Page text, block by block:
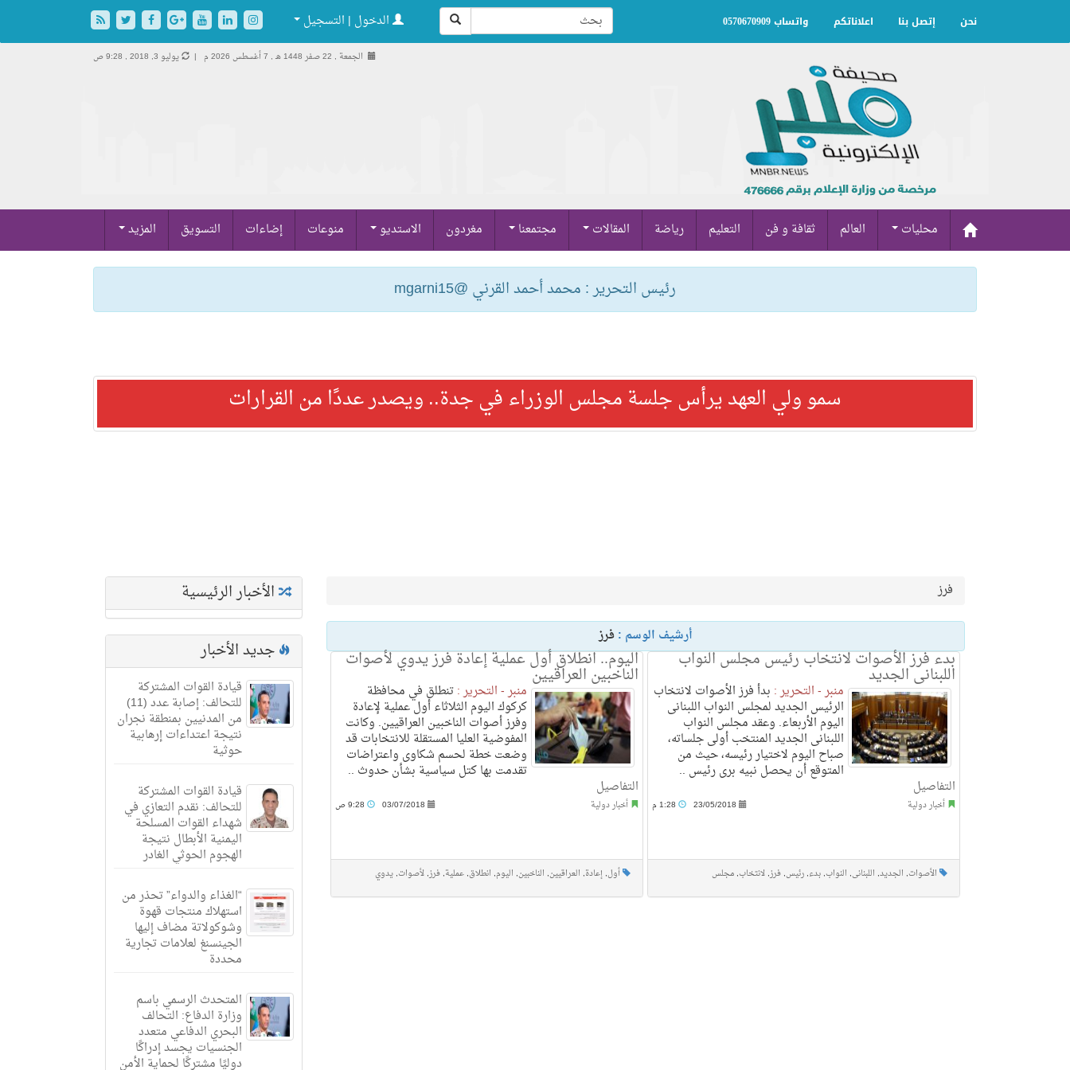
نحن إتصل بنا اعلاناتكم واتساب 0570670909 الدخول | التسجيل
الجمعة , 22 صفر 1448 هـ , 7 أغسطس 2026 م | يوليو 3, 2018 , 9:28 ص
محليات العالم ثقافة و فن التعليم رياضة المقالات مجتمعنا مغردون الاستديو منوعات إضاءات التسويق المزيد
رئيس التحرير : محمد أحمد القرني @mgarni15
سمو ولي العهد يرأس جلسة مجلس الوزراء في جدة.. ويصدر عددًا من القرارات
الأخبار الرئيسية
جديد الأخبار
قيادة القوات المشتركة
للتحالف: إصابة عدد (11)
من المدنيين بمنطقة نجران
نتيجة اعتداءات إرهابية
حوثية
قيادة القوات المشتركة
للتحالف: نقدم التعازي في
شهداء القوات المسلحة
اليمنية الأبطال نتيجة
الهجوم الحوثي الغادر
“الغذاء والدواء” تحذر من
استهلاك منتجات قهوة
وشوكولاتة مضاف إليها
الجينسنغ لعلامات تجارية
محددة
المتحدث الرسمي باسم
وزارة الدفاع: التحالف
البحري الدفاعي متعدد
الجنسيات يجسد إدراكًا
دوليًا مشتركًا لحماية الأمن
فرز
أرشيف الوسم :فرز
اليوم.. انطلاق أول عملية إعادة فرز يدوي لأصوات
الناخبين العراقيين
منبر - التحرير :تنطلق في محافظة
كركوك اليوم الثلاثاء أول عملية لإعادة
وفرز أصوات الناخبين العراقيين. وكانت
المفوضية العليا المستقلة للانتخابات قد
وضعت خطة لحسم شكاوى واعتراضات
تقدمت بها كتل سياسية بشأن حدوث ..
التفاصيل
أخبار دولية 03/07/2018
أول,إعادة, العراقيين, الناخبين, اليوم, انطلاق,عملية,فرز,لأصوات,يدوي
بدء فرز الأصوات لانتخاب رئيس مجلس النواب
اللبنانى الجديد
منبر - التحرير : بدأ فرز الأصوات لانتخاب
الرئيس الجديد لمجلس النواب اللبنانى
اليوم الأربعاء. وعقد مجلس النواب
اللبنانى الجديد المنتخب أولى جلساته،
صباح اليوم لاختيار رئيسه، حيث من
المتوقع أن يحصل نبيه برى رئيس ..
التفاصيل
أخبار دولية 23/05/2018
الأصوات, الجديد, اللبنانى, النواب,بدء,رئيس,فرز,لانتخاب,مجلس